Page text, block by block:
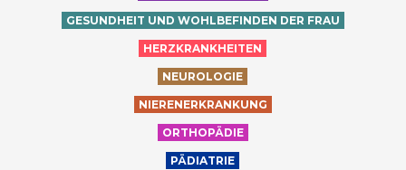
GESUNDHEIT UND WOHLBEFINDEN DER FRAU
HERZKRANKHEITEN
NEUROLOGIE
NIERENERKRANKUNG
ORTHOPÄDIE
PÄDIATRIE